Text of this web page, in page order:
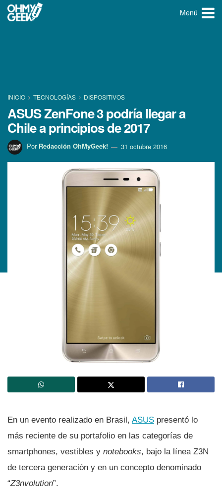
Menú
INICIO TECNOLOGÍ­AS DISPOSITIVOS
ASUS ZenFone 3 podrí­a llegar a
Chile a principios de 2017
Por Redacción OhMyGeek! 31 octubre 2016
En un evento realizado en Brasil, ASUS presentó lo
más reciente de su portafolio en las categorí­as de
smartphones, vestibles y notebooks, bajo la lí­nea Z3N
de tercera generación y en un concepto denominado
“Z3nvolution”.